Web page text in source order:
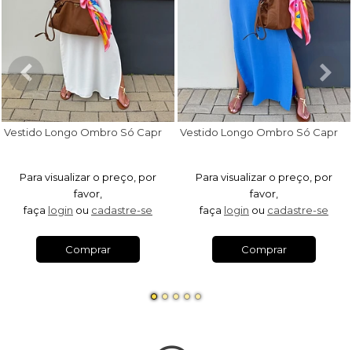
Para visualizar o preço, por
favor,
faça login ou cadastre-se
Comprar
Para visualizar o preço, por
favor,
faça login ou cadastre-se
Comprar